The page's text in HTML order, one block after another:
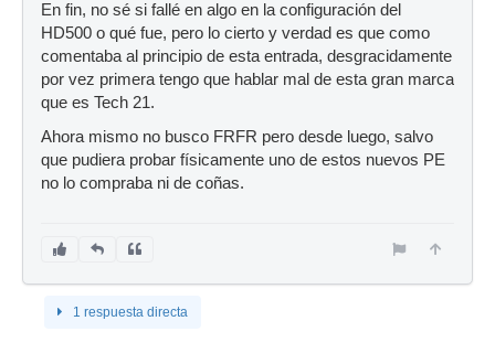
En fin, no sé si fallé en algo en la configuración del
HD500 o qué fue, pero lo cierto y verdad es que como
comentaba al principio de esta entrada, desgracidamente
por vez primera tengo que hablar mal de esta gran marca
que es Tech 21.
Ahora mismo no busco FRFR pero desde luego, salvo
que pudiera probar físicamente uno de estos nuevos PE
no lo compraba ni de coñas.
1 respuesta directa